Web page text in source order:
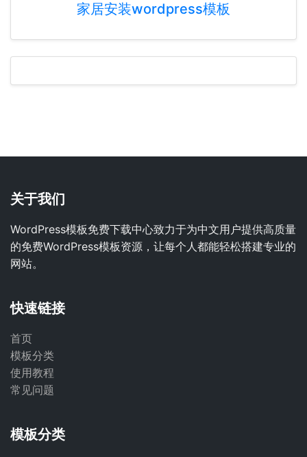
家居安装wordpress模板
关于我们
WordPress模板免费下载中心致力于为中文用户提供高质量
的免费WordPress模板资源，让每个人都能轻松搭建专业的
网站。
快速链接
首页
模板分类
使用教程
常见问题
模板分类